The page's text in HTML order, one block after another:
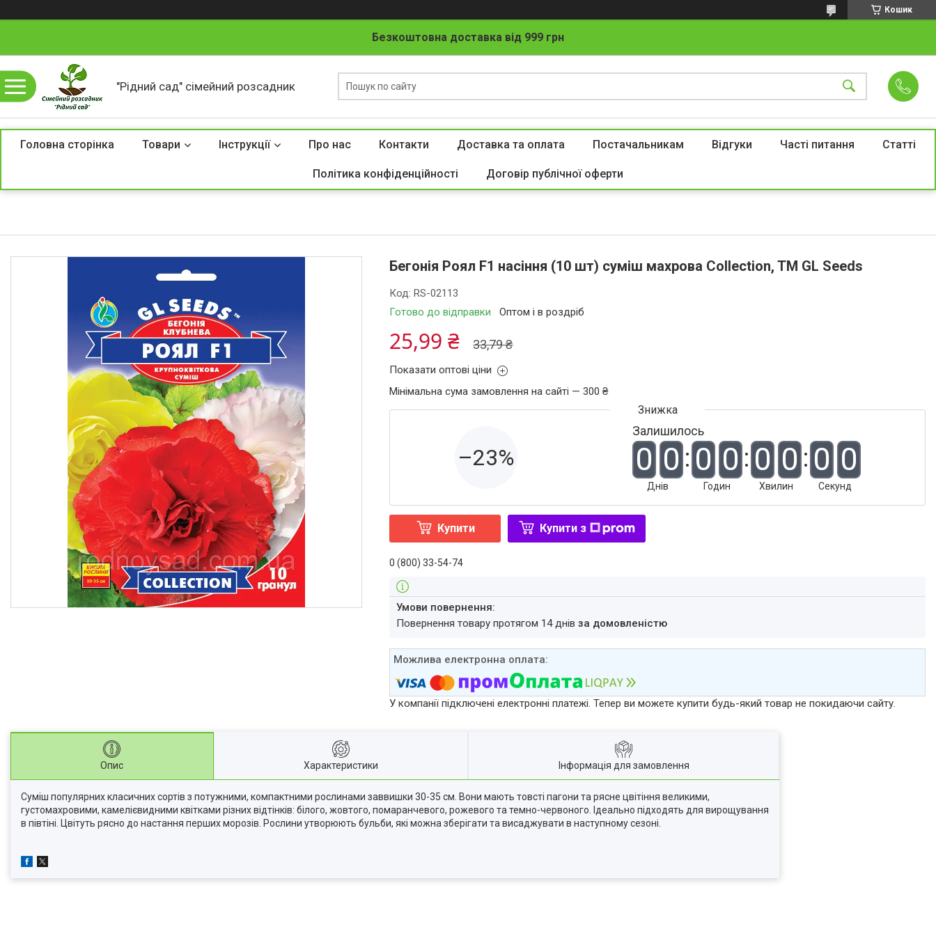
Кошик
Безкоштовна доставка від 999 грн
"Рідний сад" сімейний розсадник
Головна сторінка Товари Інструкції Про нас Контакти Доставка та оплата Постачальникам Відгуки Часті питання Статті
Політика конфіденційності Договір публічної оферти
Бегонія Роял F1 насіння (10 шт) суміш махрова Collection, TM GL Seeds
Готово до відправки Оптом і в роздріб
Код:RS-02113
33,79 ₴
25,99 ₴
Показати оптові ціни
Мінімальна сума замовлення на сайті — 300 ₴
–23%
Залишилось
0 0
Днів
0 0
Годин
0 0
Хвилин
0 0
Секунд
Купити Купити з
0 (800) 33-54-74
повернення товару протягом 14 днівза домовленістю
У компанії підключені електронні платежі. Тепер ви можете купити будь-який товар не покидаючи сайту.
Опис Характеристики Інформація для замовлення
Суміш популярних класичних сортів з потужними, компактними рослинами заввишки 30-35 см. Вони мають товсті пагони та рясне цвітіння великими,
густомахровими, камелієвидними квітками різних відтінків: білого, жовтого, помаранчевого, рожевого та темно-червоного. Ідеально підходять для вирощування
в півтіні. Цвітуть рясно до настання перших морозів. Рослини утворюють бульби, які можна зберігати та висаджувати в наступному сезоні.